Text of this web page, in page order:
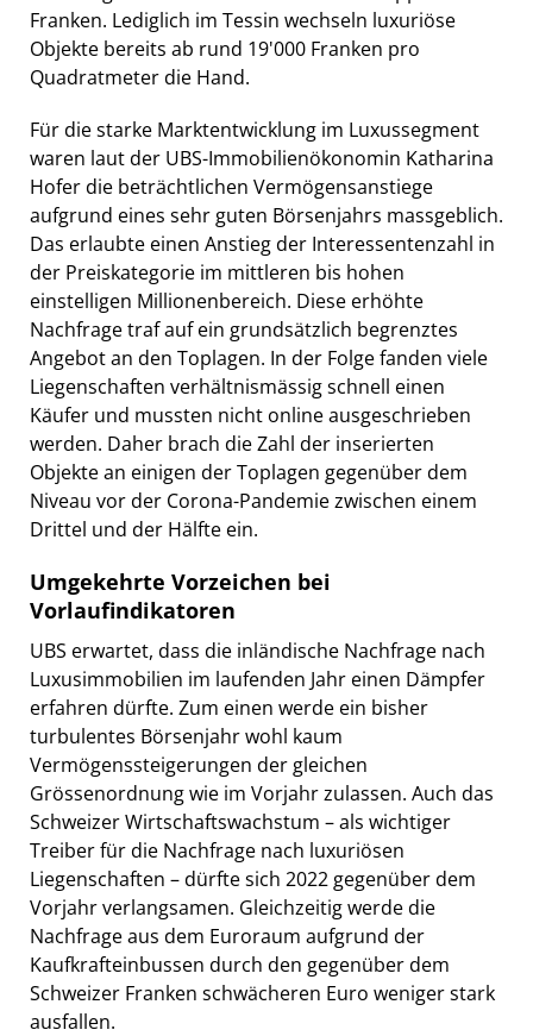
Franken. Lediglich im Tessin wechseln luxuriöse
Objekte bereits ab rund 19'000 Franken pro
Quadratmeter die Hand.
Für die starke Marktentwicklung im Luxussegment
waren laut der UBS-Immobilienökonomin Katharina
Hofer die beträchtlichen Vermögensanstiege
aufgrund eines sehr guten Börsenjahrs massgeblich.
Das erlaubte einen Anstieg der Interessentenzahl in
der Preiskategorie im mittleren bis hohen
einstelligen Millionenbereich. Diese erhöhte
Nachfrage traf auf ein grundsätzlich begrenztes
Angebot an den Toplagen. In der Folge fanden viele
Liegenschaften verhältnismässig schnell einen
Käufer und mussten nicht online ausgeschrieben
werden. Daher brach die Zahl der inserierten
Objekte an einigen der Toplagen gegenüber dem
Niveau vor der Corona-Pandemie zwischen einem
Drittel und der Hälfte ein.
Umgekehrte Vorzeichen bei
Vorlaufindikatoren
UBS erwartet, dass die inländische Nachfrage nach
Luxusimmobilien im laufenden Jahr einen Dämpfer
erfahren dürfte. Zum einen werde ein bisher
turbulentes Börsenjahr wohl kaum
Vermögenssteigerungen der gleichen
Grössenordnung wie im Vorjahr zulassen. Auch das
Schweizer Wirtschaftswachstum – als wichtiger
Treiber für die Nachfrage nach luxuriösen
Liegenschaften – dürfte sich 2022 gegenüber dem
Vorjahr verlangsamen. Gleichzeitig werde die
Nachfrage aus dem Euroraum aufgrund der
Kaufkrafteinbussen durch den gegenüber dem
Schweizer Franken schwächeren Euro weniger stark
ausfallen.